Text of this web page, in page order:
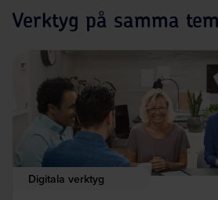
Verktyg på samma
Digitala verktyg